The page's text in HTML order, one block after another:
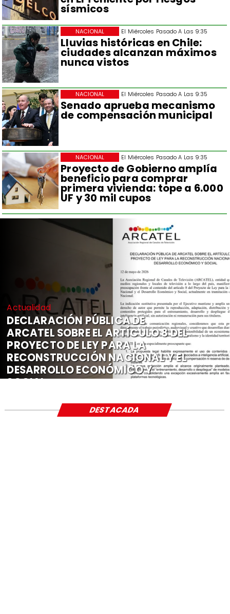
sísmicos
El Miércoles Pasado A Las 9:35
Lluvias históricas en Chile:
ciudades alcanzan máximos
nunca vistos
NACIONAL
El Miércoles Pasado A Las 9:35
Senado aprueba mecanismo
de compensación municipal
NACIONAL
El Miércoles Pasado A Las 9:35
Proyecto de Gobierno amplía
beneficio para comprar
primera vivienda: tope a 6.000
UF y 30 mil cupos
NACIONAL
Actualidad
DECLARACIÓN PÚBLICA DE
ARCATEL SOBRE EL ARTÍCULO 8 DEL
PROYECTO DE LEY PARA LA
RECONSTRUCCIÓN NACIONAL Y EL
DESARROLLO ECONÓMICO Y
SOCIAL
DESTACADA